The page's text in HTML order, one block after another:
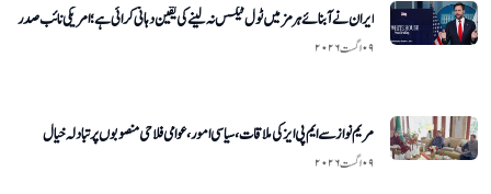
ایران نے آبنائے ہرمز میں ٹول ٹیکس نہ لینے کی یقین دہانی کرائی ہے؛ امریکی نائب صدر
۰۹ اگست ۲۰۲۶
مریم نواز سے ایم پی ایز کی ملاقات، سیاسی امور، عوامی فلاحی منصوبوں پر تبادلہ خیال
۰۹ اگست ۲۰۲۶